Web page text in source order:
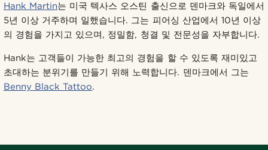
Hank Martin는 미국 텍사스 오스틴 출신으로 덴마크와 독일에서
5년 이상 거주하며 일했습니다. 그는 피어싱 산업에서 10년 이상
의 경험을 가지고 있으며, 정밀함, 청결 및 전문성을 자부합니다.
Hank는 고객들이 가능한 최고의 경험을 할 수 있도록 재미있고
초대하는 분위기를 만들기 위해 노력합니다. 덴마크에서 그는
Benny Black Tattoo.